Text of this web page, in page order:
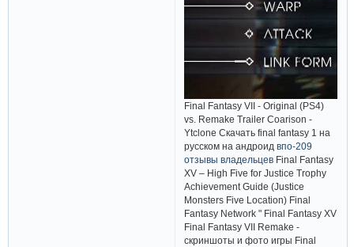
Final Fantasy VII - Original (PS4)
vs. Remake Trailer Coarison -
Ytclone Скачать final fantasy 1 на
русском на андроидвпо-209
отзывы владельцев Final Fantasy
XV – High Five for Justice Trophy
Achievement Guide (Justice
Monsters Five Location) Final
Fantasy Network " Final Fantasy XV
Final Fantasy VII Remake -
скриншоты и фото игры Final